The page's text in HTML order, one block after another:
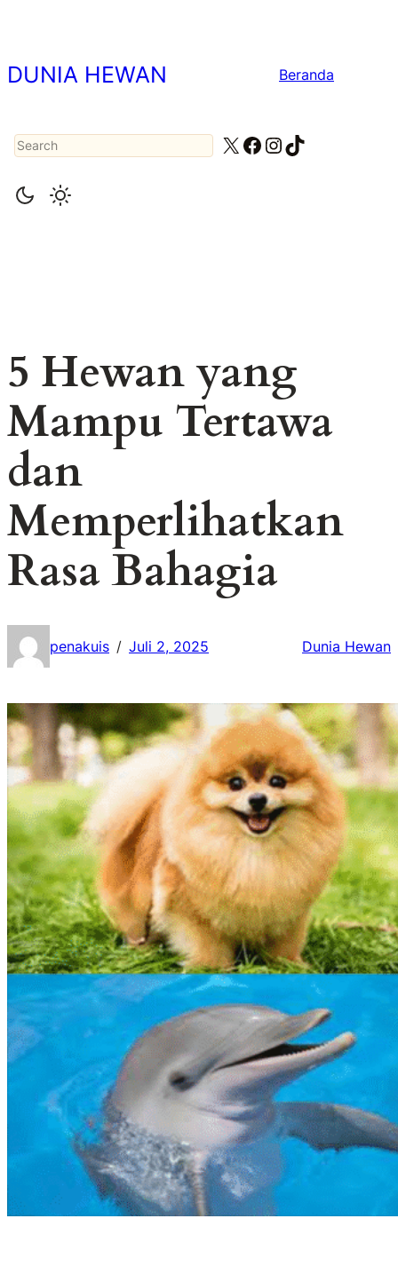
konten
DUNIA HEWAN Beranda
Search X Facebook
Instagram
TikTok
5 Hewan yang
Mampu Tertawa
dan
Memperlihatkan
Rasa Bahagia
penakuis / Juli 2, 2025 Dunia Hewan